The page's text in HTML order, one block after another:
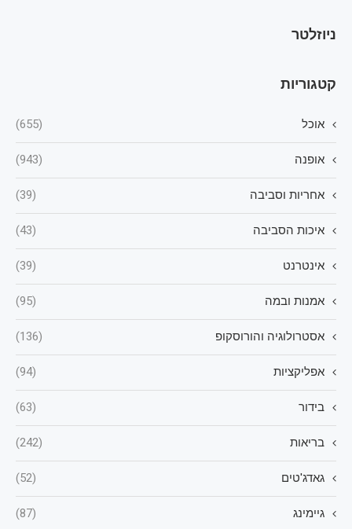
ניוזלטר
קטגוריות
אוכל (655)
אופנה (943)
אחריות וסביבה (39)
איכות הסביבה (43)
אינטרנט (39)
אמנות ובמה (95)
אסטרולוגיה והורוסקופ (136)
אפליקציות (94)
בידור (63)
בריאות (242)
גאדג'טים (52)
גיימינג (87)